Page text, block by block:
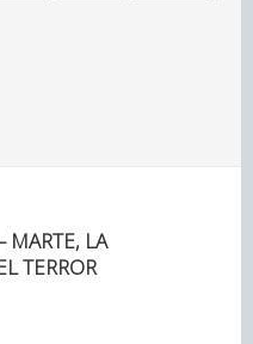
MARTE, LA
TERROR